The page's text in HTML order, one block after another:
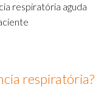
respiratória aguda
respiratória?